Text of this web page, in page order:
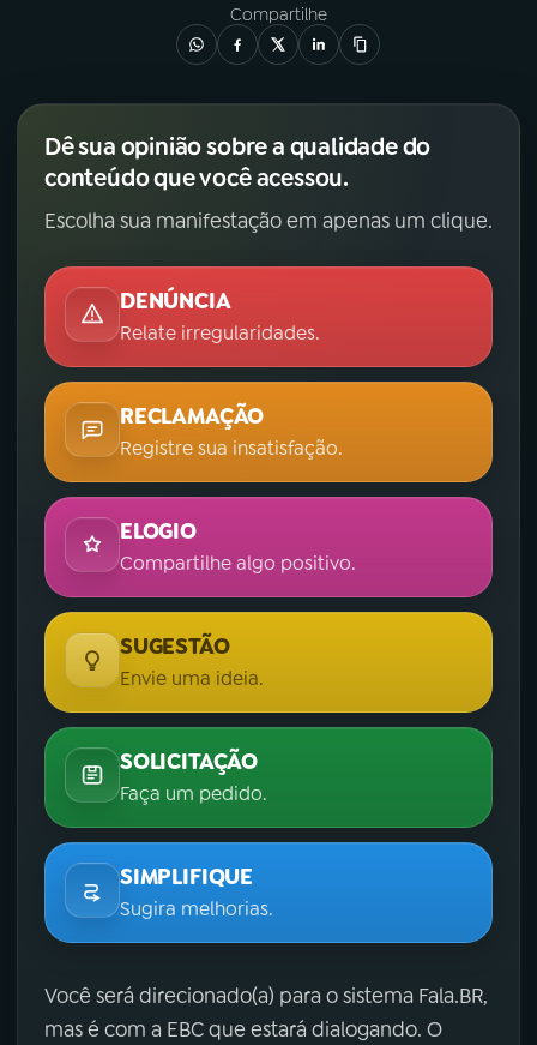
Compartilhe
Dê sua opinião sobre a qualidade do
conteúdo que você acessou.
Escolha sua manifestação em apenas um clique.
DENÚNCIA
Relate irregularidades.
RECLAMAÇÃO
Registre sua insatisfação.
ELOGIO
Compartilhe algo positivo.
SUGESTÃO
Envie uma ideia.
SOLICITAÇÃO
Faça um pedido.
SIMPLIFIQUE
Sugira melhorias.
Você será direcionado(a) para o sistema Fala.BR,
mas é com a EBC que estará dialogando. O